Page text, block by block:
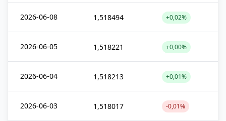
2026-06-08 1,518494 +0,02%
2026-06-05 1,518221 +0,00%
2026-06-04 1,518213 +0,01%
2026-06-03 1,518017 -0,01%